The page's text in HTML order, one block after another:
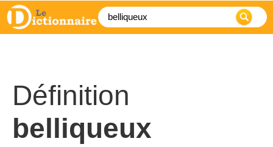
Définition
belliqueux